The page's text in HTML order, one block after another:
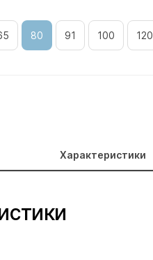
80 91 100 120
Характеристики